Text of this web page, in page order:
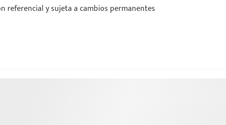
referencial y sujeta a cambios permanentes